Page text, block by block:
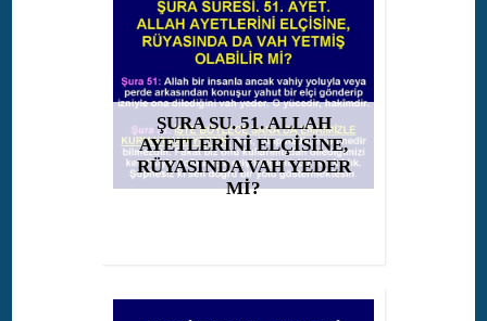
ŞURA SU. 51. ALLAH
AYETLERİNİ ELÇİSİNE,
RÜYASINDA VAH YEDER
Mİ?